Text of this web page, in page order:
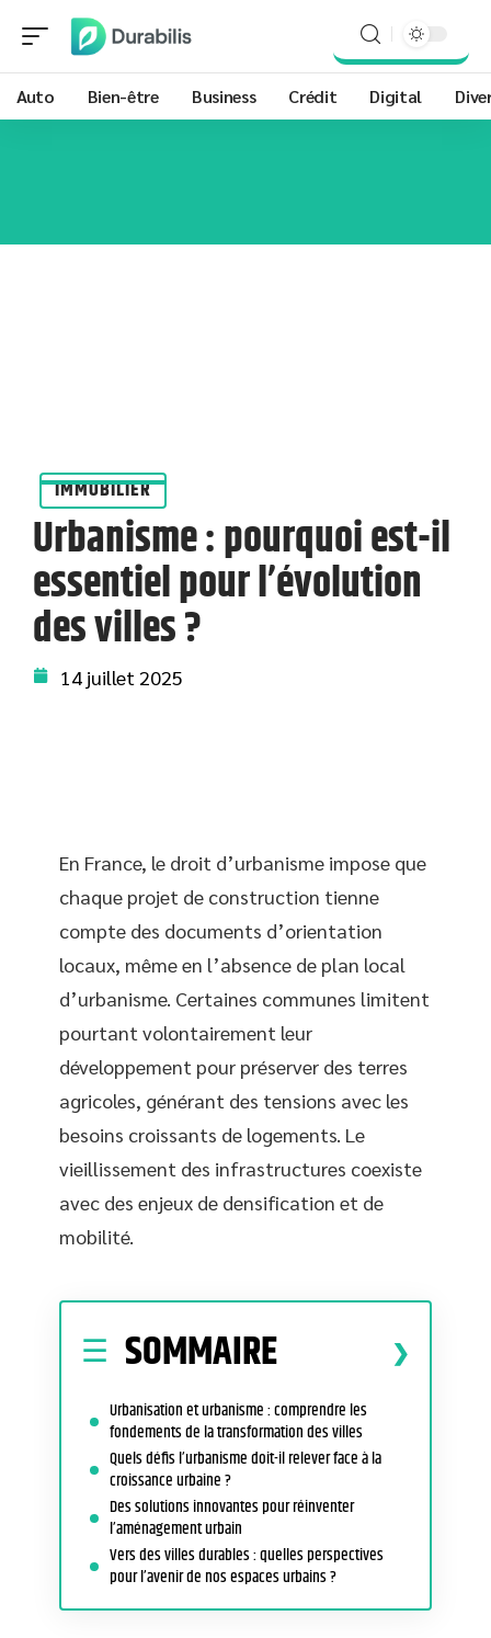
Auto Bien-être Business Crédit Digital
IMMOBILIER
Urbanisme : pourquoi est-il
essentiel pour l’évolution
des villes ?
14 juillet 2025
En France, le droit d’urbanisme impose que
chaque projet de construction tienne
compte des documents d’orientation
locaux, même en l’absence de plan local
d’urbanisme. Certaines communes limitent
pourtant volontairement leur
développement pour préserver des terres
agricoles, générant des tensions avec les
besoins croissants de logements. Le
vieillissement des infrastructures coexiste
avec des enjeux de densification et de
mobilité.
SOMMAIRE
Urbanisation et urbanisme : comprendre les
fondements de la transformation des villes
Quels défis l’urbanisme doit-il relever face à la
croissance urbaine ?
Des solutions innovantes pour réinventer
l’aménagement urbain
Vers des villes durables : quelles perspectives
pour l’avenir de nos espaces urbains ?